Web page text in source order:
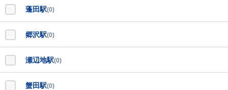
蓬田駅(0)
郷沢駅(0)
瀬辺地駅(0)
蟹田駅(0)